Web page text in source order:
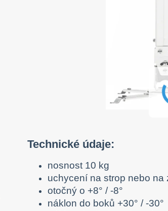
Technické údaje:
nosnost 10 kg
uchycení na strop nebo na
otočný o +8° / -8°
náklon do boků +30° / -30°